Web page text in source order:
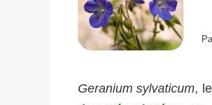
Geranium sylvaticum,